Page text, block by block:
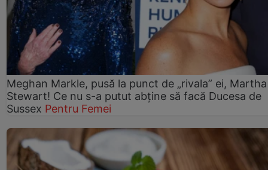
Meghan Markle, pusă la punct de „rivala” ei, Martha
Stewart! Ce nu s-a putut abține să facă Ducesa de
Sussex Pentru Femei